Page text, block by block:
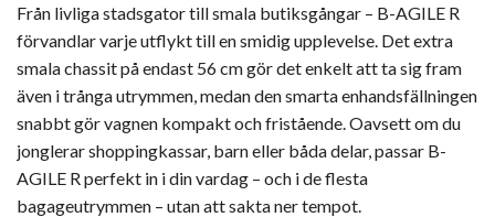
Från livliga stadsgator till smala butiksgångar – B-AGILE R
förvandlar varje utflykt till en smidig upplevelse. Det extra
smala chassit på endast 56 cm gör det enkelt att ta sig fram
även i trånga utrymmen, medan den smarta enhandsfällningen
snabbt gör vagnen kompakt och fristående. Oavsett om du
jonglerar shoppingkassar, barn eller båda delar, passar B-
AGILE R perfekt in i din vardag – och i de flesta
bagageutrymmen – utan att sakta ner tempot.